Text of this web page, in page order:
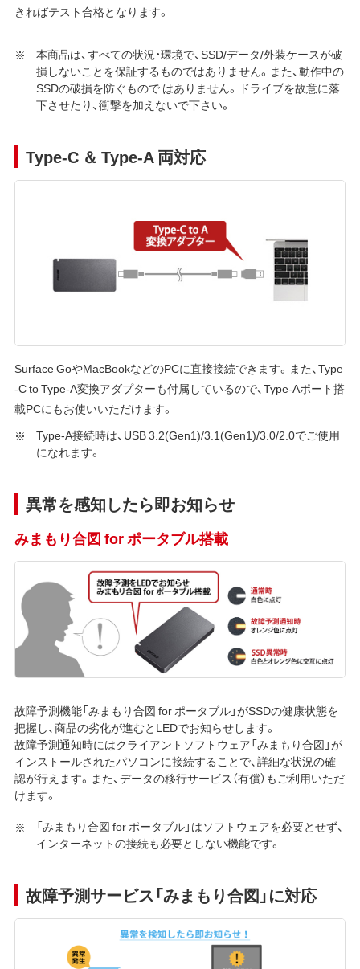
きればテスト合格となります。
本商品は、すべての状況・環境で、SSD/データ/外装ケースが破
損しないことを保証するものではありません。また、動作中の
SSDの破損を防ぐもので はありません。ドライブを故意に落
下させたり、衝撃を加えないで下さい。
Type-C ＆ Type-A 両対応
Surface GoやMacBookなどのPCに直接接続できます。また、Type
-C to Type-A変換アダプターも付属しているので、Type-Aポート搭
載PCにもお使いいただけます。
Type-A接続時は、USB 3.2(Gen1)/3.1(Gen1)/3.0/2.0でご使用
になれます。
異常を感知したら即お知らせ
みまもり合図 for ポータブル搭載
故障予測機能「みまもり合図 for ポータブル」がSSDの健康状態を
把握し、商品の劣化が進むとLEDでお知らせします。
故障予測通知時にはクライアントソフトウェア「みまもり合図」が
インストールされたパソコンに接続することで、詳細な状況の確
認が行えます。また、データの移行サービス（有償）もご利用いただ
けます。
「みまもり合図 for ポータブル」はソフトウェアを必要とせず、
インターネットの接続も必要としない機能です。
故障予測サービス「みまもり合図」に対応